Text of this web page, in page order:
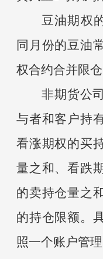
豆油期权
同月份的豆油
权合约合并限仓
非期货公
与者和客户持
看涨期权的买
量之和、看跌
的卖持仓量之
的持仓限额。
照一个账户管理